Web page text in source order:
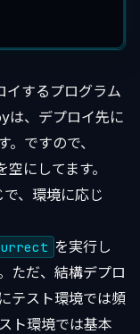
イするプログラム
は、デプロイ先に
ですので、
空にしてます。
、環境に応じ
を実行し
ただ、結構デプロ
テスト環境では頻
ト環境では基本